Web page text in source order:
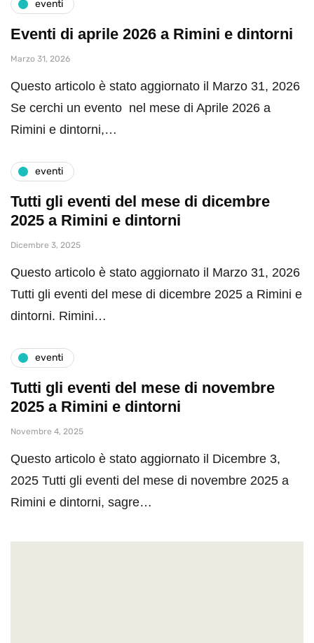
eventi
Eventi di aprile 2026 a Rimini e dintorni
Marzo 31, 2026
Questo articolo è stato aggiornato il Marzo 31, 2026
Se cerchi un evento nel mese di Aprile 2026 a
Rimini e dintorni,…
eventi
Tutti gli eventi del mese di dicembre
2025 a Rimini e dintorni
Dicembre 3, 2025
Questo articolo è stato aggiornato il Marzo 31, 2026
Tutti gli eventi del mese di dicembre 2025 a Rimini e
dintorni. Rimini…
eventi
Tutti gli eventi del mese di novembre
2025 a Rimini e dintorni
Novembre 4, 2025
Questo articolo è stato aggiornato il Dicembre 3,
2025 Tutti gli eventi del mese di novembre 2025 a
Rimini e dintorni, sagre…